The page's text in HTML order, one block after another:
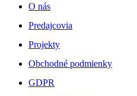
O nás
Predajcovia
Projekty
Obchodné podmienky
GDPR